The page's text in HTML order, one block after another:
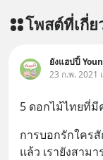
โพสต์ที่เกี่ย
ยังแฮปปี้
23 ก.พ. 2021
5 ดอกไม้ไทยที่
การบอกรักใคร
แล้ว เรายังสาม